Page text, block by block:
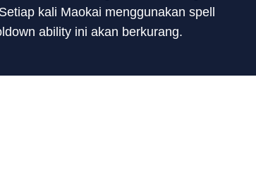
kali Maokai menggunakan spell
ability ini akan berkurang.